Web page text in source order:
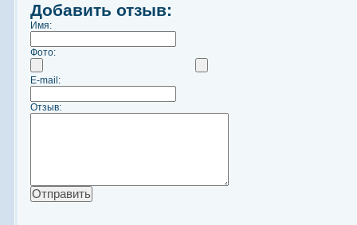
Добавить отзыв:
Имя:
Фото:
E-mail:
Отзыв: